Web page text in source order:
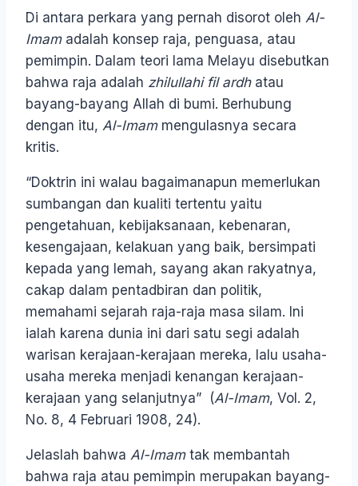
Di antara perkara yang pernah disorot oleh Al-
Imamadalah konsep raja, penguasa, atau
pemimpin. Dalam teori lama Melayu disebutkan
bahwa raja adalah zhilullahi fil ardhatau
bayang-bayang Allah di bumi. Berhubung
dengan itu, Al-Imammengulasnya secara
kritis.
“Doktrin ini walau bagaimanapun memerlukan
sumbangan dan kualiti tertentu yaitu
pengetahuan, kebijaksanaan, kebenaran,
kesengajaan, kelakuan yang baik, bersimpati
kepada yang lemah, sayang akan rakyatnya,
cakap dalam pentadbiran dan politik,
memahami sejarah raja-raja masa silam. Ini
ialah karena dunia ini dari satu segi adalah
warisan kerajaan-kerajaan mereka, lalu usaha-
usaha mereka menjadi kenangan kerajaan-
kerajaan yang selanjutnya” (Al-Imam, Vol. 2,
No. 8, 4 Februari 1908, 24).
Jelaslah bahwa Al-Imamtak membantah
bahwa raja atau pemimpin merupakan bayang-